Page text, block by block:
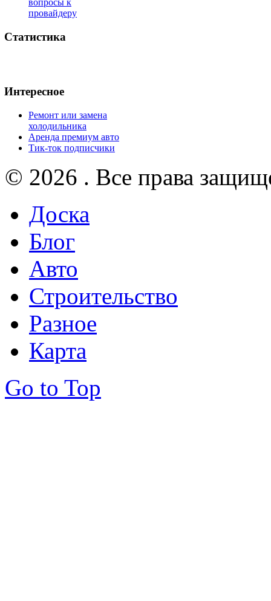
вопросы к
провайдеру
Статистика
Интересное
Ремонт или замена
холодильника
Аренда премиум авто
Тик-ток подписчики
© 2026 . Все права
Доска
Блог
Авто
Строительство
Разное
Карта
Go to Top